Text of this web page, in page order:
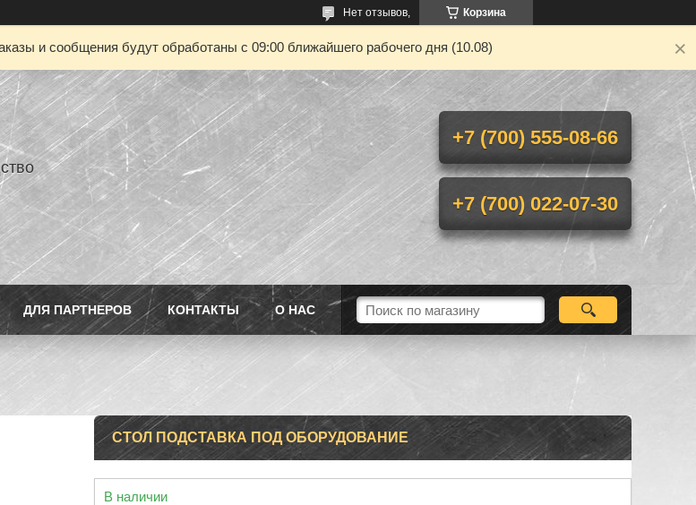
Корзина
Нет отзывов,
и сообщения будут обработаны с 09:00 ближайшего рабочего дня (10.08)
+7 (700) 555-08-66
+7 (700) 022-07-30
ДЛЯ ПАРТНЕРОВ КОНТАКТЫ О НАС
СТОЛ ПОДСТАВКА ПОД ОБОРУДОВАНИЕ
В наличии